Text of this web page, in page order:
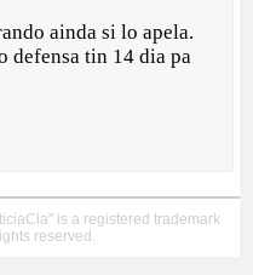
ainda si lo apela.
defensa tin 14 dia pa
is a registered trademark
reserved.